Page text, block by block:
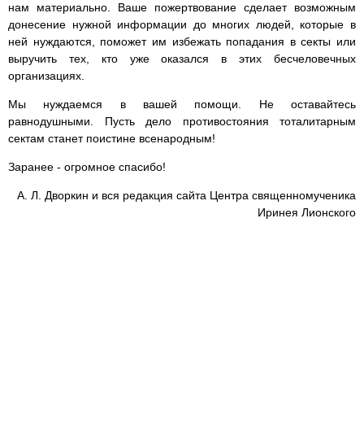
нам материально. Ваше пожертвование сделает возможным
донесение нужной информации до многих людей, которые в
ней нуждаются, поможет им избежать попадания в секты или
выручить тех, кто уже оказался в этих бесчеловечных
организациях.
Мы нуждаемся в вашей помощи. Не оставайтесь
равнодушными. Пусть дело противостояния тоталитарным
сектам станет поистине всенародным!
Заранее - огромное спасибо!
А. Л. Дворкин и вся редакция сайта Центра священномученика
Иринея Лионского